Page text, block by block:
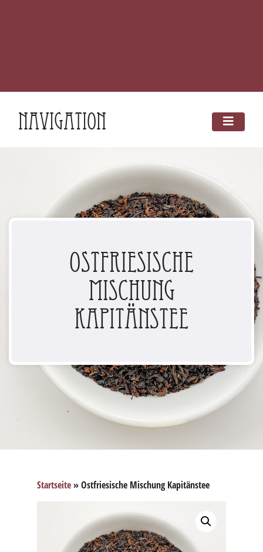
Navigation
Ostfriesische
Mischung
Kapitänstee
Startseite »Ostfriesische Mischung Kapitänstee